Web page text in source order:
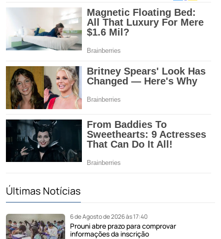
Últimas Notícias
6 de Agosto de 2026 às 17:40
Prouni abre prazo para comprovar
informações da inscrição